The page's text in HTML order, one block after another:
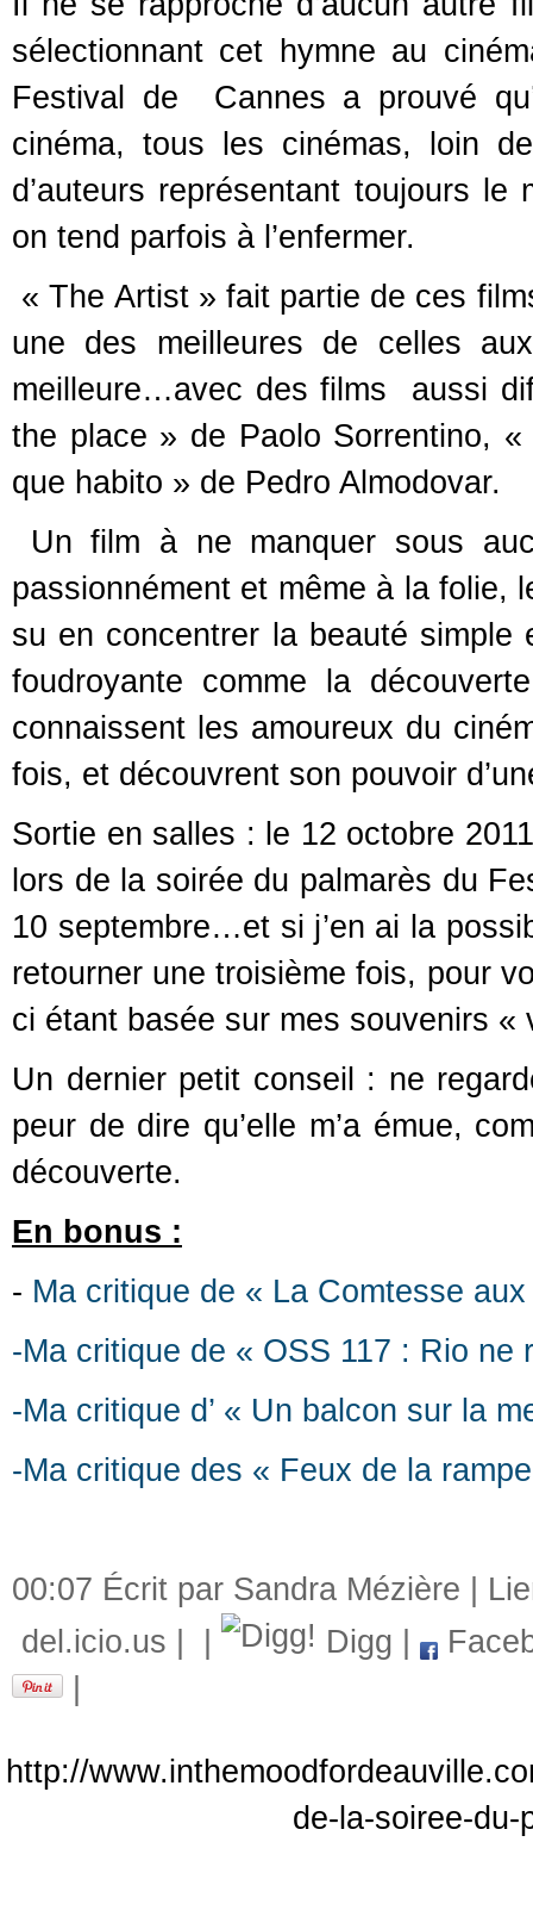
sélectionnant cet hymne au
Festival de Cannes a prouvé
cinéma, tous les cinémas, loin
d’auteurs représentant toujours le
on tend parfois à l’enfermer.
« The Artist » fait partie de ces
une des meilleures de celles
meilleure…avec des films aussi
the place » de Paolo Sorrentino,
que habito » de Pedro Almodovar.
Un film à ne manquer sous
passionnément et même à la folie,
su en concentrer la beauté simple
foudroyante comme la
connaissent les amoureux du
fois, et découvrent son pouvoir
Sortie en salles : le 12 octobre
lors de la soirée du palmarès du
10 septembre…et si j’en ai la
retourner une troisième fois, pour
ci étant basée sur mes souvenirs «
Un dernier petit conseil : ne
peur de dire qu’elle m’a émue,
découverte.
En bonus :
- Ma critique de « La Comtesse
-Ma critique de « OSS 117 : Rio
-Ma critique d’ « Un balcon sur la
-Ma critique des « Feux de la
00:07 Écrit par Sandra Mézière |
del.icio.us
Digg
http://
de-la-soiree-du-